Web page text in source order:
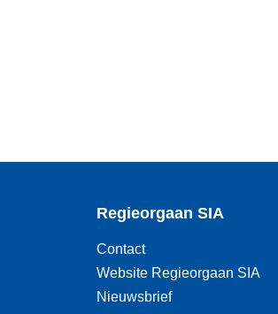
Regieorgaan SIA
Contact
Website Regieorgaan SIA
Nieuwsbrief